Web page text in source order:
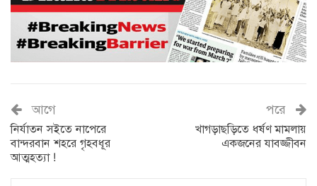
আগে
নির্যাতন সইতে নাপেরে
বান্দরবান শহরে গৃহবধূর
আত্মহত্যা !
পরে
খাগড়াছড়িতে ধর্ষণ মামলায়
একজনের যাবজ্জীবন